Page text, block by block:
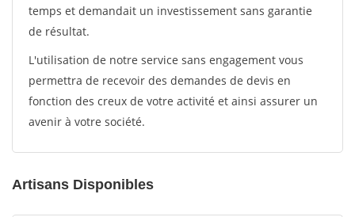
temps et demandait un investissement sans garantie
de résultat.
L'utilisation de notre service sans engagement vous
permettra de recevoir des demandes de devis en
fonction des creux de votre activité et ainsi assurer un
avenir à votre société.
Artisans Disponibles